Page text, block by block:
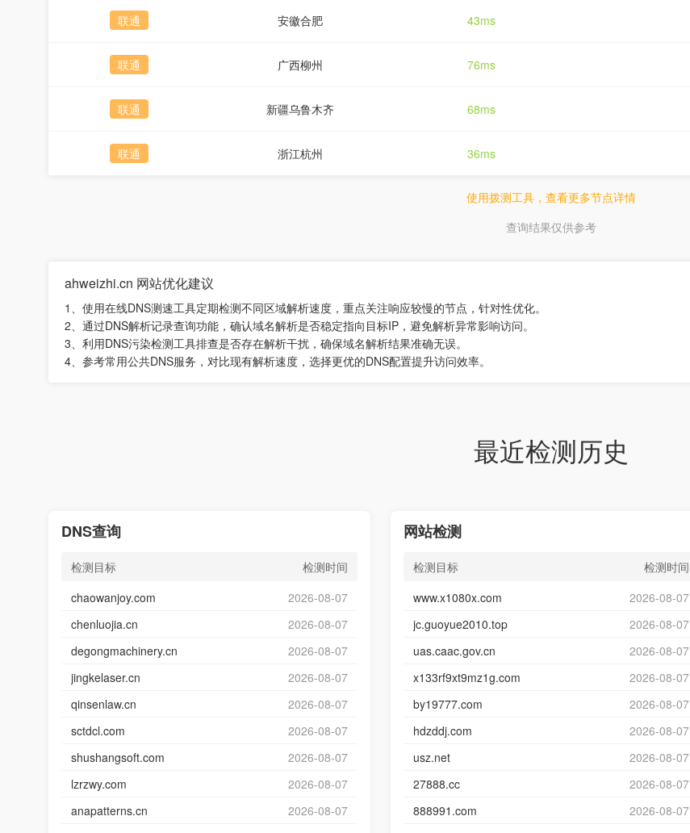
联通 安徽合肥 43ms
联通 广西柳州 76ms
联通 新疆乌鲁木齐 68ms
联通 浙江杭州 36ms
使用拨测工具，查看更多节点详情
查询结果仅供参考
ahweizhi.cn 网站优化建议
1、使用在线DNS测速工具定期检测不同区域解析速度，重点关注响应较慢的节点，针对性优化。
2、通过DNS解析记录查询功能，确认域名解析是否稳定指向目标IP，避免解析异常影响访问。
3、利用DNS污染检测工具排查是否存在解析干扰，确保域名解析结果准确无误。
4、参考常用公共DNS服务，对比现有解析速度，选择更优的DNS配置提升访问效率。
最近检测历史
DNS查询
检测目标
检测时间
chaowanjoy.com
2026-08-07
chenluojia.cn
2026-08-07
degongmachinery.cn
2026-08-07
jingkelaser.cn
2026-08-07
qinsenlaw.cn
2026-08-07
sctdcl.com
2026-08-07
shushangsoft.com
2026-08-07
lzrzwy.com
2026-08-07
anapatterns.cn
2026-08-07
网站检测
检测目标
检测时间
www.x1080x.com
2026-08-07
jc.guoyue2010.top
2026-08-07
uas.caac.gov.cn
2026-08-07
x133rf9xt9mz1g.com
2026-08-07
by19777.com
2026-08-07
hdzddj.com
2026-08-07
usz.net
2026-08-07
27888.cc
2026-08-07
888991.com
2026-08-07